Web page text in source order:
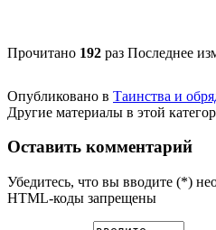
Прочитано 192 раз Последнее
Опубликовано в Таинства и
Другие материалы в этой
Оставить комментарий
Убедитесь, что вы вводите (*)
HTML-коды запрещены